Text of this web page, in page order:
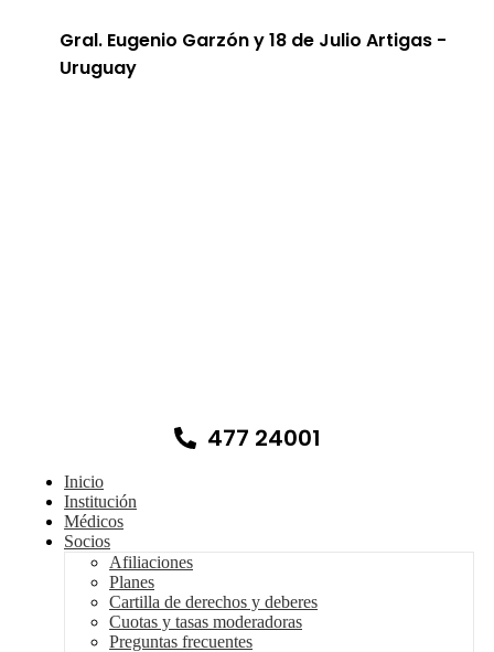
Gral. Eugenio Garzón y 18 de Julio Artigas -
Uruguay
477 24001
Inicio
Institución
Médicos
Socios
Afiliaciones
Planes
Cartilla de derechos y deberes
Cuotas y tasas moderadoras
Preguntas frecuentes